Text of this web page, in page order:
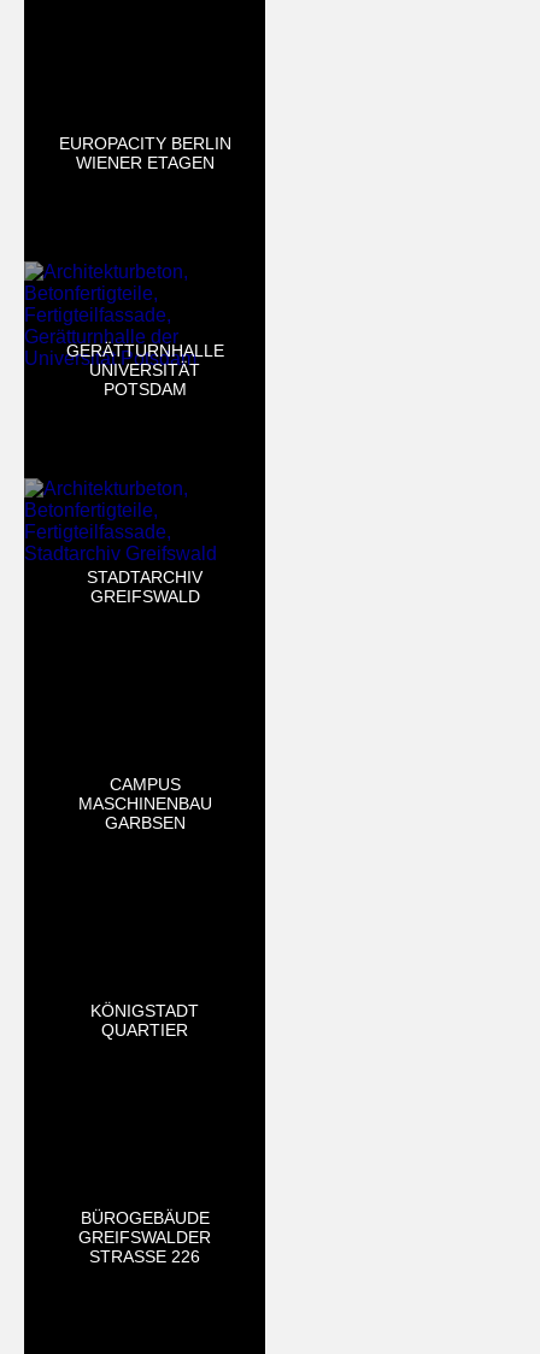
EUROPACITY BERLIN
WIENER ETAGEN
GERÄTTURNHALLE
UNIVERSITÄT
POTSDAM
STADTARCHIV
GREIFSWALD
CAMPUS
MASCHINENBAU
GARBSEN
KÖNIGSTADT
QUARTIER
BÜROGEBÄUDE
GREIFSWALDER
STRASSE 226